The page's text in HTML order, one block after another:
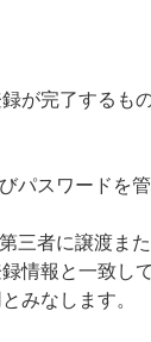
が完了するもの
パスワードを
三者に譲渡ま
情報と一致し
みなします。